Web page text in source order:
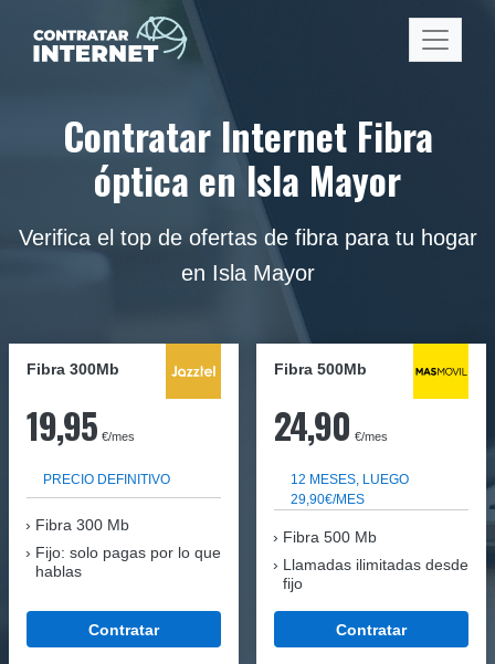
Contratar Internet Fibra
óptica en Isla Mayor
Verifica el top de ofertas de fibra para tu hogar
en Isla Mayor
Fibra 300Mb
19,95 €/mes
PRECIO DEFINITIVO
Fibra 300 Mb
Fijo: solo pagas por lo que
hablas
Contratar
Fibra 500Mb
24,90 €/mes
12 MESES, LUEGO
29,90€/MES
Fibra 500 Mb
Llamadas ilimitadas desde
fijo
Contratar